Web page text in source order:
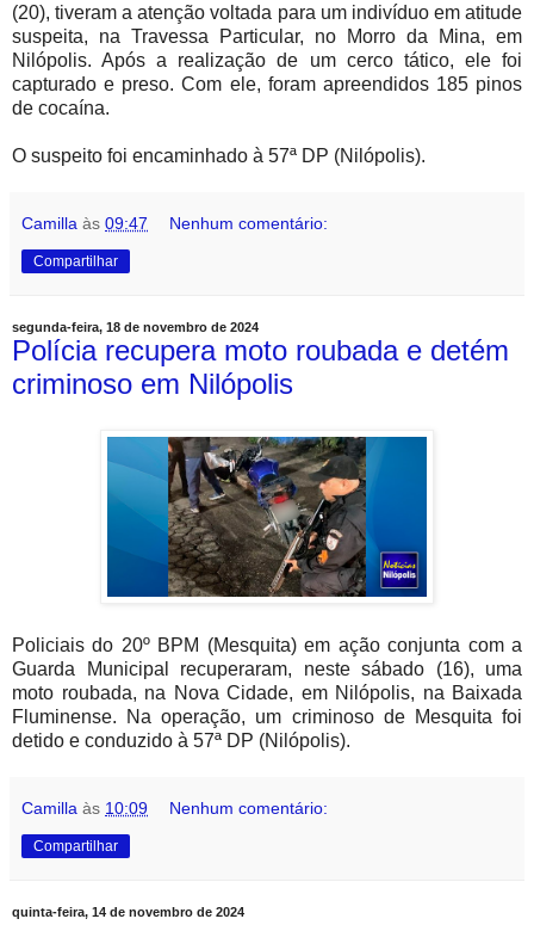
(20), tiveram a atenção voltada para um indivíduo em atitude
suspeita, na Travessa Particular, no Morro da Mina, em
Nilópolis. Após a realização de um cerco tático, ele foi
capturado e preso. Com ele, foram apreendidos 185 pinos
de cocaína.
O suspeito foi encaminhado à 57ª DP (Nilópolis).
Camilla às 09:47 Nenhum comentário:
Compartilhar
segunda-feira, 18 de novembro de 2024
Polícia recupera moto roubada e detém
criminoso em Nilópolis
Policiais do 20º BPM (Mesquita) em ação conjunta com a
Guarda Municipal recuperaram, neste sábado (16), uma
moto roubada, na Nova Cidade, em Nilópolis, na Baixada
Fluminense. Na operação, um criminoso de Mesquita foi
detido e conduzido à 57ª DP (Nilópolis).
Camilla às 10:09 Nenhum comentário:
Compartilhar
quinta-feira, 14 de novembro de 2024